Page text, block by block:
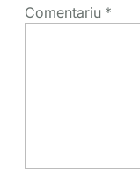
Comentariu *